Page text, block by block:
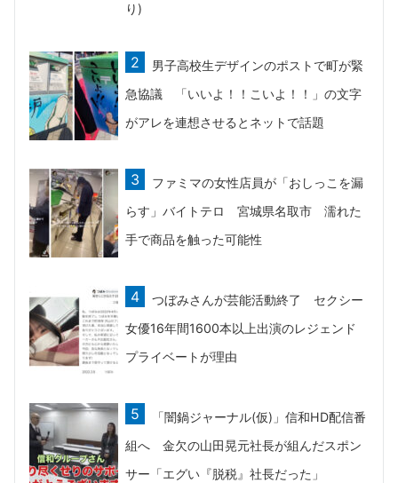
り)
男子高校生デザインのポストで町が緊
急協議 「いいよ！！こいよ！！」の文字
がアレを連想させるとネットで話題
ファミマの女性店員が「おしっこを漏
らす」バイトテロ 宮城県名取市 濡れた
手で商品を触った可能性
つぼみさんが芸能活動終了 セクシー
女優16年間1600本以上出演のレジェンド
プライベートが理由
「闇鍋ジャーナル(仮)」信和HD配信番
組へ 金欠の山田晃元社長が組んだスポン
サー「エグい『脱税』社長だった」